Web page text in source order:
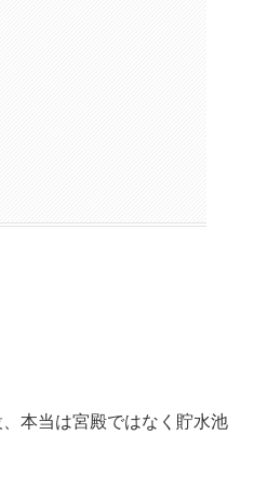
本当は宮殿ではなく貯水池